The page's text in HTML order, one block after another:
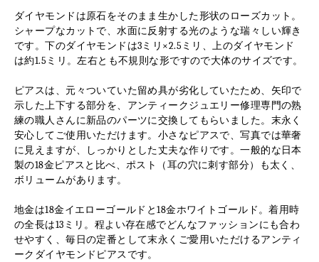
ダイヤモンドは原石をそのまま生かした形状のローズカット。
シャープなカットで、水面に反射する光のような瑞々しい輝き
です。下のダイヤモンドは3ミリ×2.5ミリ、上のダイヤモンド
は約1.5ミリ。左右とも不規則な形ですので大体のサイズです。
ピアスは、元々ついていた留め具が劣化していたため、矢印で
示した上下する部分を、アンティークジュエリー修理専門の熟
練の職人さんに新品のパーツに交換してもらいました。末永く
安心してご使用いただけます。小さなピアスで、写真では華奢
に見えますが、しっかりとした丈夫な作りです。一般的な日本
製の18金ピアスと比べ、ポスト（耳の穴に刺す部分）も太く、
ボリュームがあります。
地金は18金イエローゴールドと18金ホワイトゴールド。着用時
の全長は13ミリ。程よい存在感でどんなファッションにも合わ
せやすく、毎日の定番として末永くご愛用いただけるアンティ
ークダイヤモンドピアスです。